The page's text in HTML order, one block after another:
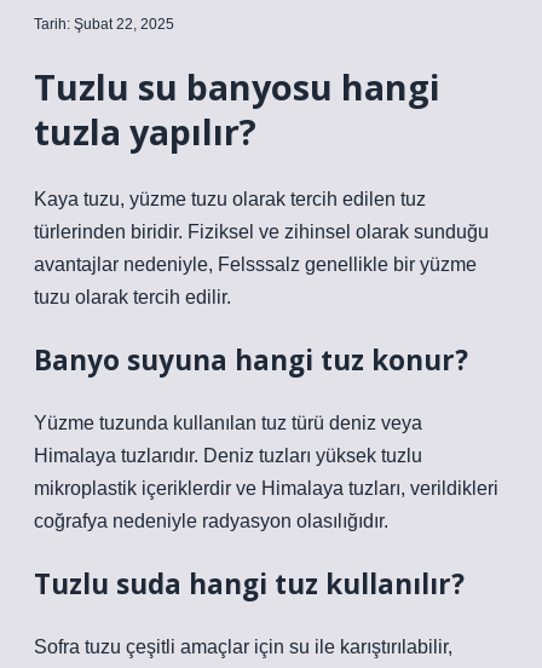
Tarih: Şubat 22, 2025
Tuzlu su banyosu hangi
tuzla yapılır?
Kaya tuzu, yüzme tuzu olarak tercih edilen tuz
türlerinden biridir. Fiziksel ve zihinsel olarak sunduğu
avantajlar nedeniyle, Felsssalz genellikle bir yüzme
tuzu olarak tercih edilir.
Banyo suyuna hangi tuz konur?
Yüzme tuzunda kullanılan tuz türü deniz veya
Himalaya tuzlarıdır. Deniz tuzları yüksek tuzlu
mikroplastik içeriklerdir ve Himalaya tuzları, verildikleri
coğrafya nedeniyle radyasyon olasılığıdır.
Tuzlu suda hangi tuz kullanılır?
Sofra tuzu çeşitli amaçlar için su ile karıştırılabilir,